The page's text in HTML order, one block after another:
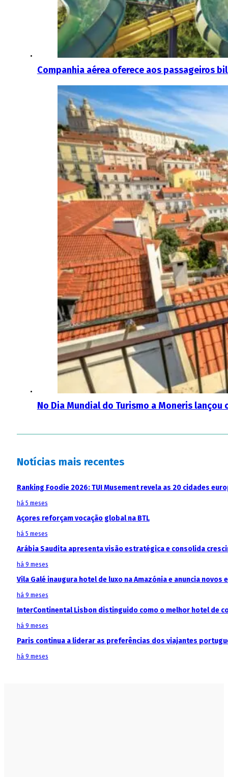
Companhia aérea oferece aos passageiros
No Dia Mundial do Turismo a Moneris lançou
Notícias mais recentes
Ranking Foodie 2026: TUI Musement revela as 20 cidades
há 5 meses
Açores reforçam vocação global na BTL
há 5 meses
Arábia Saudita apresenta visão estratégica e consolida
há 9 meses
Vila Galé inaugura hotel de luxo na Amazónia e anuncia
há 9 meses
InterContinental Lisbon distinguido como o melhor hotel de
há 9 meses
Paris continua a liderar as preferências dos viajantes
há 9 meses